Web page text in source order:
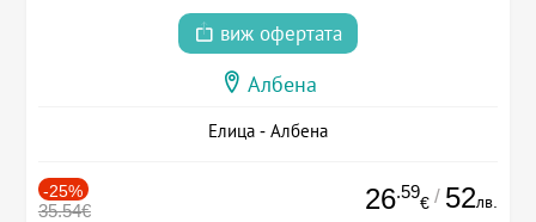
виж офертата
Албена
Елица - Албена
-25%
35.54€ 26.59
€ / 52лв.